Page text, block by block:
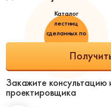
Каталог
лестниц
сделанных по
индивидуальному
заказу!
Закажите консультацию
проектировщика